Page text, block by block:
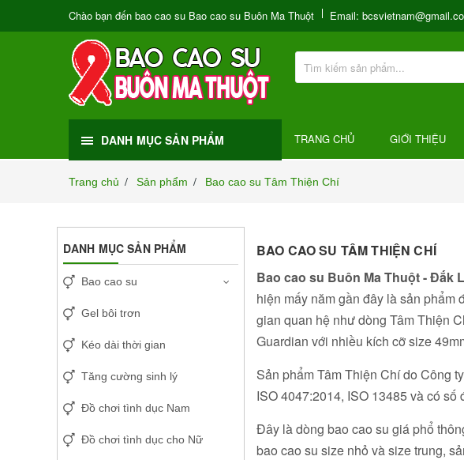
Chào bạn đến bao cao su Bao cao su Buôn Ma Thuột Email:
DANH MỤC SẢN PHẨM TRANG CHỦ GIỚI THIỆU
Trang chủ / Sản phẩm / Bao cao su Tâm Thiện Chí
BAO CAO SU TÂM THIỆN CHÍ
Bao cao su Buôn Ma Thuột - Đắk
hiện mấy năm gần đây là sản phẩm
gian quan hệ như dòng Tâm Thiện
Guardian với nhiều kích cỡ size
Sản phẩm Tâm Thiện Chí do Công
ISO 4047:2014, ISO 13485 và có
Đây là dòng bao cao su giá phổ
bao cao su size nhỏ và size trung,
DANH MỤC SẢN PHẨM
Bao cao su
Gel bôi trơn
Kéo dài thời gian
Tăng cường sinh lý
Đồ chơi tình dục Nam
Đồ chơi tình dục cho Nữ